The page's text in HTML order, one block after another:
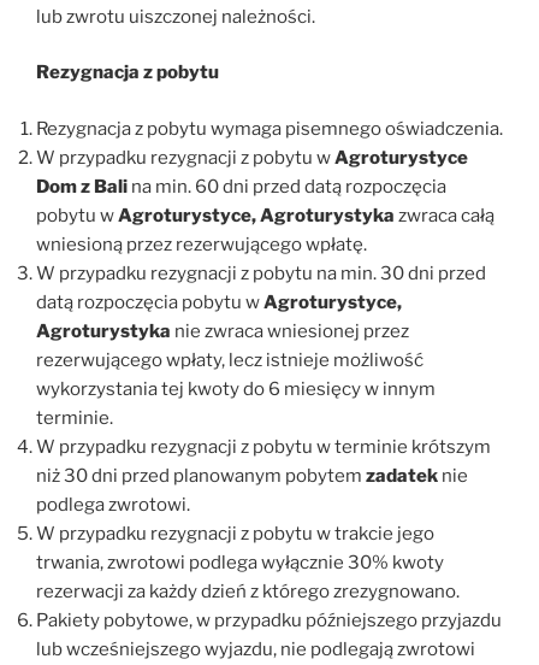
lub zwrotu uiszczonej należności.
Rezygnacja z pobytu
Rezygnacja z pobytu wymaga pisemnego oświadczenia.
W przypadku rezygnacji z pobytu wAgroturystyce
Dom z Bali na min. 60 dni przed datą rozpoczęcia
pobytu wAgroturystyce, Agroturystyka zwraca całą
wniesioną przez rezerwującego wpłatę.
W przypadku rezygnacji z pobytu na min. 30 dni przed
datą rozpoczęcia pobytu wAgroturystyce,
Agroturystyka nie zwraca wniesionej przez
rezerwującego wpłaty, lecz istnieje możliwość
wykorzystania tej kwoty do 6 miesięcy w innym
terminie.
W przypadku rezygnacji z pobytu w terminie krótszym
niż 30 dni przed planowanym pobytem zadatek nie
podlega zwrotowi.
W przypadku rezygnacji z pobytu w trakcie jego
trwania, zwrotowi podlega wyłącznie 30% kwoty
rezerwacji za każdy dzień z którego zrezygnowano.
Pakiety pobytowe, w przypadku późniejszego przyjazdu
lub wcześniejszego wyjazdu, nie podlegają zwrotowi